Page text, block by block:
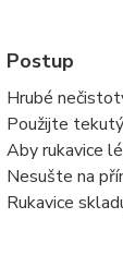
Postup
Hrubé
Použijte
Aby rukavice
Nesušte na
Rukavice